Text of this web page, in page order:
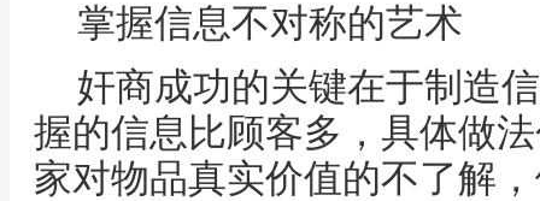
掌握信息不对称的艺术
奸商成功的关键在于制造
握的信息比顾客多，具体做
家对物品真实价值的不了解